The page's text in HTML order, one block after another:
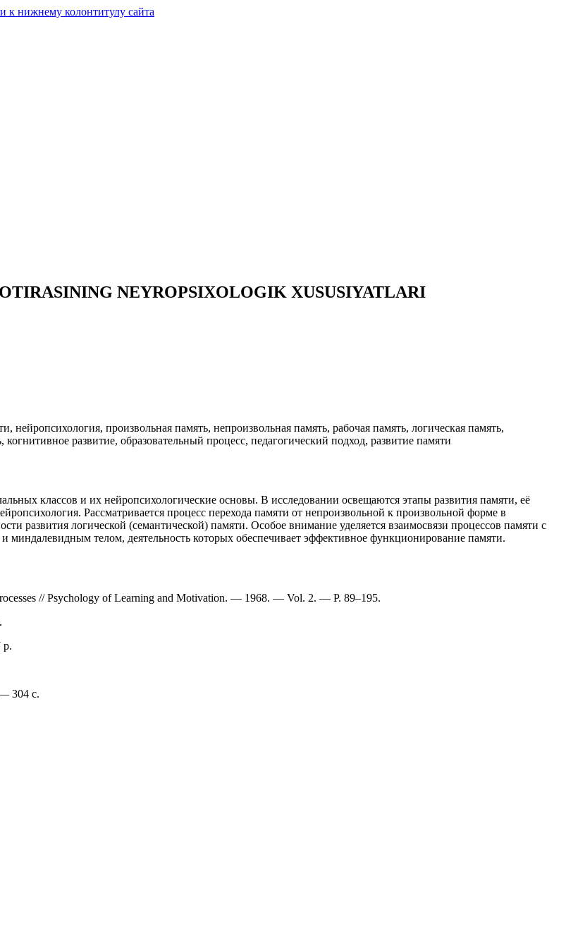
к нижнему колонтитулу сайта
NEYROPSIXOLOGIK XUSUSIYATLARI
нейропсихология, произвольная память, непроизвольная память, рабочая память, логическая память,
развитие, образовательный процесс, педагогический подход, развитие памяти
классов и их нейропсихологические основы. В исследовании освещаются этапы развития памяти, её
Рассматривается процесс перехода памяти от непроизвольной к произвольной форме в
развития логической (семантической) памяти. Особое внимание уделяется взаимосвязи процессов памяти с
телом, деятельность которых обеспечивает эффективное функционирование памяти.
// Psychology of Learning and Motivation. — 1968. — Vol. 2. — P. 89–195.
p.
304 с.